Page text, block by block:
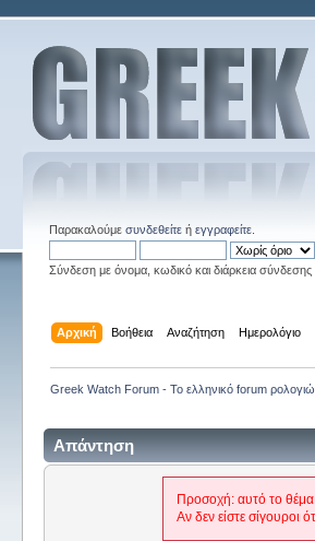
Παρακαλούμε συνδεθείτεή εγγραφείτε.
Σύνδεση με όνομα, κωδικό και διάρκεια σύνδεσης
Αρχική Βοήθεια Αναζήτηση Ημερολόγιο
Greek Watch Forum - Το ελληνικό forum
Απάντηση
Προσοχή: αυτό το θέμα
Αν δεν είστε σίγουροι